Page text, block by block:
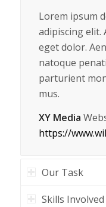
Lorem ipsum
adipiscing elit.
eget dolor.
natoque
parturient
mus.
XY Media
https://
Our Task
Skills Involved